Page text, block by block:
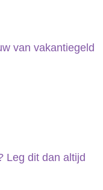
van vakantiegeld
Leg dit dan altijd